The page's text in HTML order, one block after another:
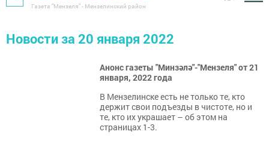
Газета "Мензеля" - Мензелинский район
Новости за 20 января 2022
Анонс газеты "Минзәлә"-"Мензеля" от 21
января, 2022 года
В Мензелинске есть не только те, кто
держит свои подъезды в чистоте, но и
те, кто их украшает – об этом на
страницах 1-3.